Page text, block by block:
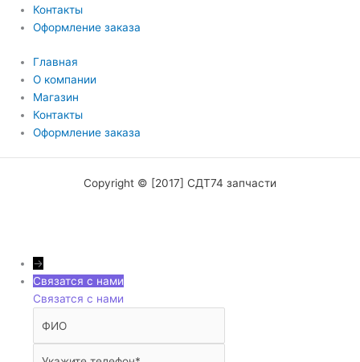
Контакты
Оформление заказа
Главная
О компании
Магазин
Контакты
Оформление заказа
Copyright © [2017] СДТ74 запчасти
→
Связатся с нами
Связатся с нами